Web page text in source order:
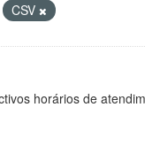
CSV
horários de